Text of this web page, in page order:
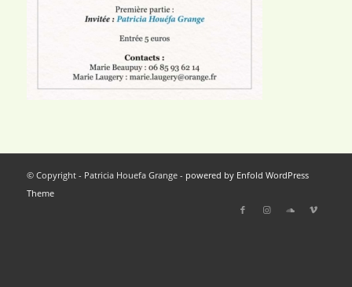
© Copyright - Patricia Houefa Grange - powered by Enfold WordPress
Theme